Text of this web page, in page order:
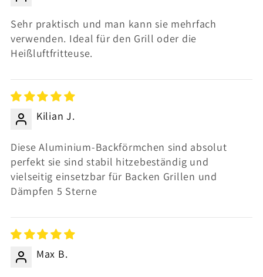
Sehr praktisch und man kann sie mehrfach
verwenden. Ideal für den Grill oder die
Heißluftfritteuse.
Kilian J.
Diese Aluminium-Backförmchen sind absolut
perfekt sie sind stabil hitzebeständig und
vielseitig einsetzbar für Backen Grillen und
Dämpfen 5 Sterne
Max B.